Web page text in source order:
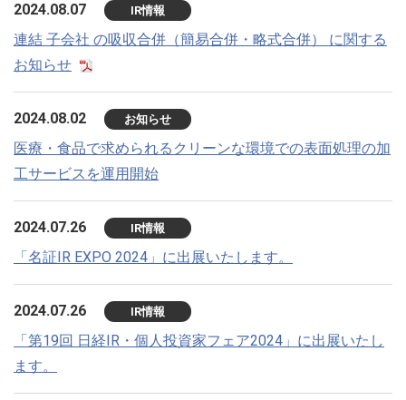
2024.08.07 IR情報
連結 子会社 の吸収合併（簡易合併・略式合併） に関する
お知らせ
2024.08.02 お知らせ
医療・食品で求められるクリーンな環境での表面処理の加
工サービスを運用開始
2024.07.26 IR情報
「名証IR EXPO 2024」に出展いたします。
2024.07.26 IR情報
「第19回 日経IR・個人投資家フェア2024」に出展いたし
ます。